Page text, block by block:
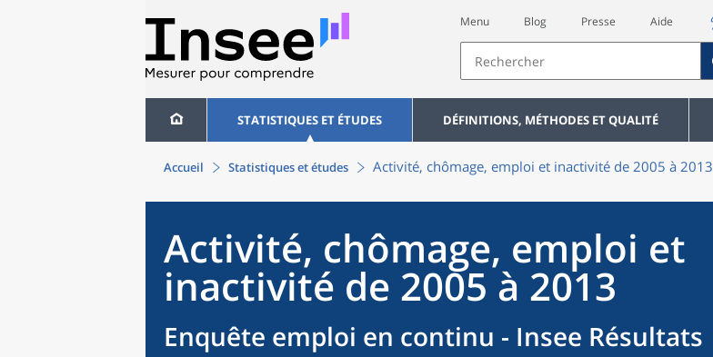
Menu Blog Presse Aide
STATISTIQUES ET ÉTUDES DÉFINITIONS, MÉTHODES ET QUALITÉ
Accueil Statistiques et études Activité, chômage, emploi et inactivité de 2005 à 2013
Activité, chômage, emploi et
inactivité de 2005 à 2013
Enquête emploi en continu - Insee Résultats